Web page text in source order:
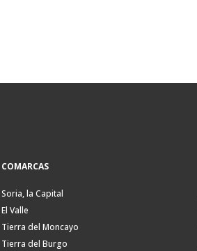
COMARCAS
Soria, la Capital
El Valle
Tierra del Moncayo
Tierra del Burgo